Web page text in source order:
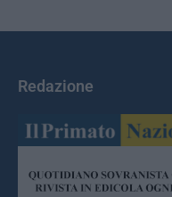
Redazione